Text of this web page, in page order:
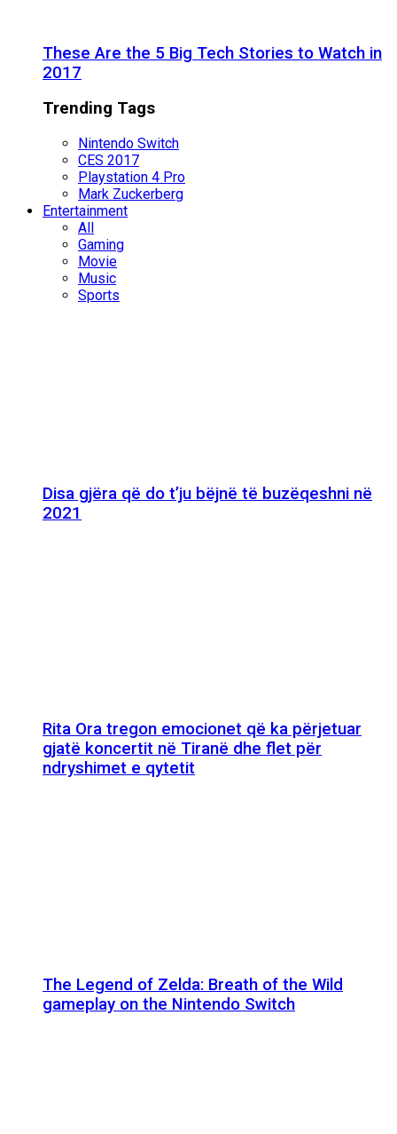
These Are the 5 Big Tech Stories to Watch in
2017
Trending Tags
Nintendo Switch
CES 2017
Playstation 4 Pro
Mark Zuckerberg
Entertainment
All
Gaming
Movie
Music
Sports
Disa gjëra që do t’ju bëjnë të buzëqeshni në
2021
Rita Ora tregon emocionet që ka përjetuar
gjatë koncertit në Tiranë dhe flet për
ndryshimet e qytetit
The Legend of Zelda: Breath of the Wild
gameplay on the Nintendo Switch